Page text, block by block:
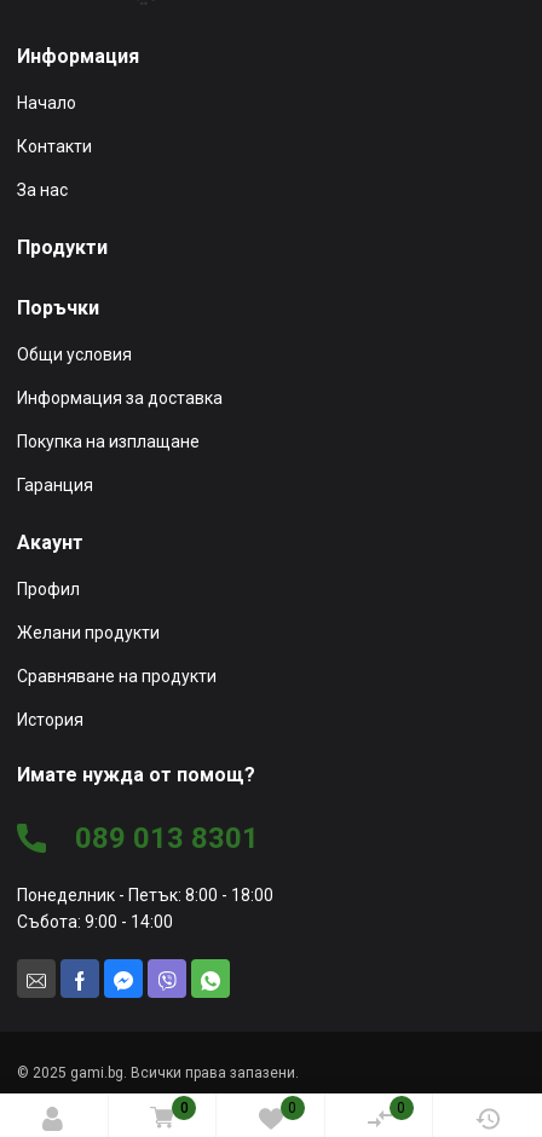
0 0 0
Информация
Начало
Контакти
За нас
Продукти
Поръчки
Общи условия
Информация за доставка
Покупка на изплащане
Гаранция
Акаунт
Профил
Желани продукти
Сравняване на продукти
История
Имате нужда от помощ?
089 013 8301
Понеделник - Петък: 8:00 - 18:00
Събота: 9:00 - 14:00
© 2025 gami.bg. Всички права запазени.
Уеб сайт от Marketing Vision